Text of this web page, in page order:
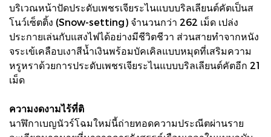
บริเวณหน้าปัดประดับเพชรเจียระไนแบบบริลเลียนต์คัตเป็นส
โนว์เซ็ตติ้ง (Snow-setting) จำนวนกว่า 262 เม็ด เปล่ง
ประกายเล่นกับแสงไฟได้อย่างมีชีวิตชีวา ส่วนสายทำจากหนัง
จระเข้เคลือบเงาสีน้ำเงินพร้อมบัคเคิลแบบหมุดที่เสริมความ
หรูหราด้วยการประดับเพชรเจียระไนแบบบริลเลียนต์คัตอีก 21
เม็ด
ความงดงามไร้ที่ติ
นาฬิกาเบญนัวร์โฉมใหม่นี้ถ่ายทอดความประณีตผ่านราย